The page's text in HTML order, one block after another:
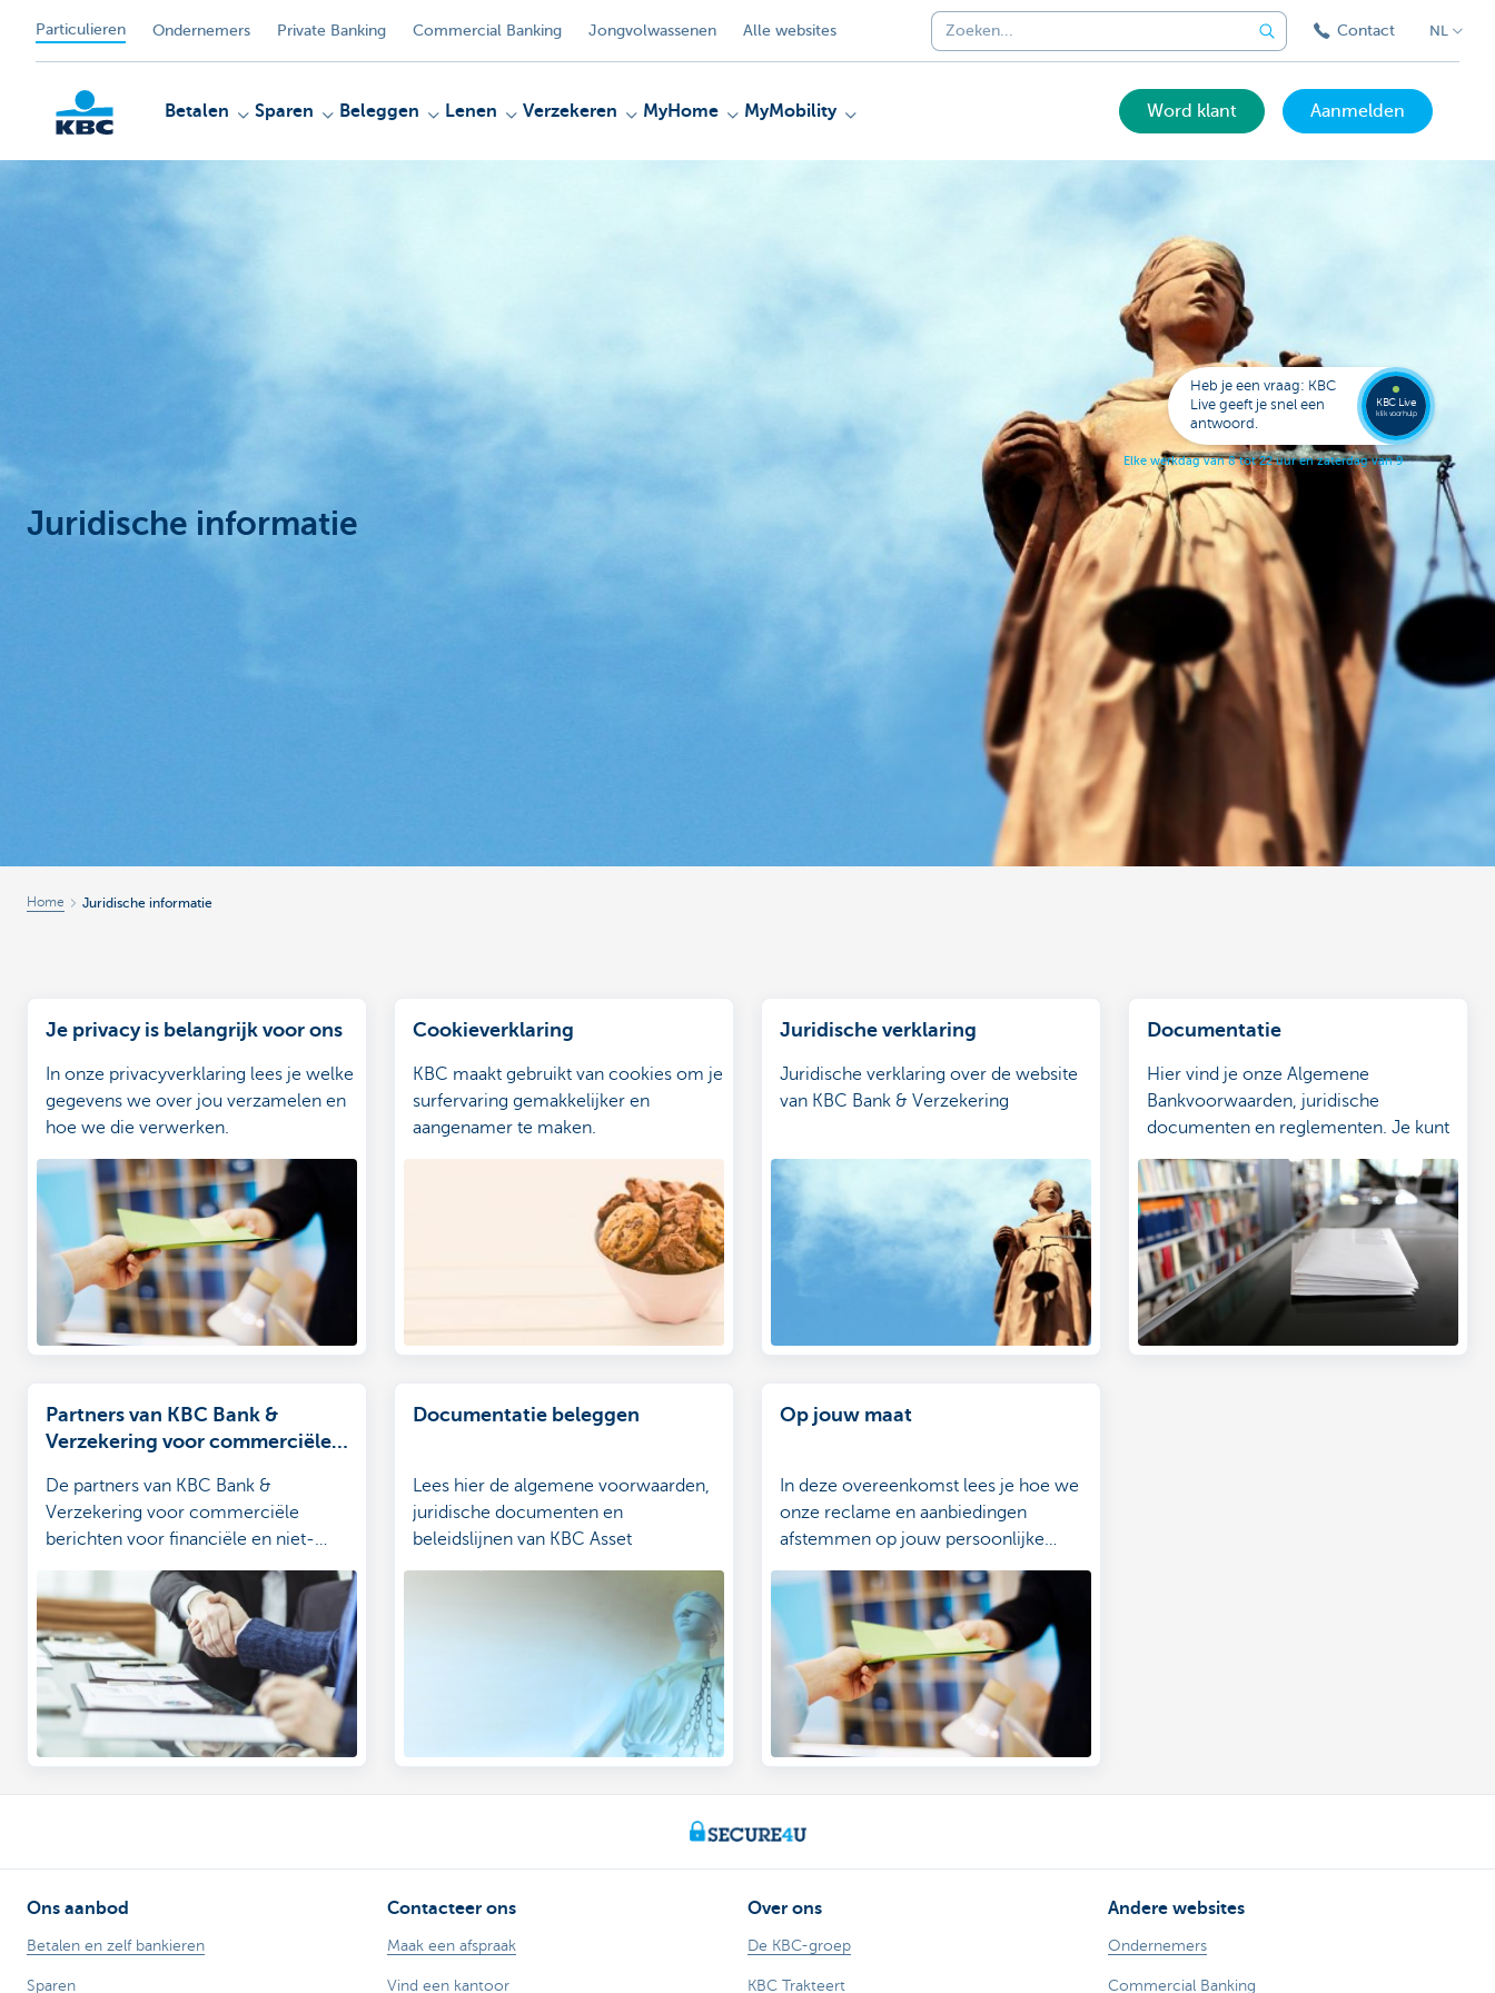
Particulieren Ondernemers Private Banking Commercial Banking Jongvolwassenen Alle websites Contact NL
Betalen Sparen Beleggen Lenen Verzekeren MyHome MyMobility Word klant Aanmelden
Juridische informatie
Home Juridische informatie
Je privacy is belangrijk voor ons
In onze privacyverklaring lees je welke
gegevens we over jou verzamelen en
hoe we die verwerken.
Cookieverklaring
KBC maakt gebruikt van cookies om je
surfervaring gemakkelijker en
aangenamer te maken.
Juridische verklaring
Juridische verklaring over de website
van KBC Bank & Verzekering
Documentatie
Hier vind je onze Algemene
Bankvoorwaarden, juridische
documenten en reglementen. Je kunt
ze online bekijken en downloaden.
Partners van KBC Bank &
Verzekering voor commerciële
De partners van KBC Bank &
Verzekering voor commerciële
berichten voor financiële en niet-
financiële producten en diensten.
Documentatie beleggen
Lees hier de algemene voorwaarden,
juridische documenten en
beleidslijnen van KBC Asset
Management.
Op jouw maat
In deze overeenkomst lees je hoe we
onze reclame en aanbiedingen
afstemmen op jouw persoonlijke
situatie.
Ons aanbod
Betalen en zelf bankieren
Sparen
Contacteer ons
Maak een afspraak
Vind een kantoor
Over ons
De KBC-groep
KBC Trakteert
Andere websites
Ondernemers
Commercial Banking
Heb je een vraag: KBC
Live geeft je snel een
antwoord.
Elke werkdag van 8 tot 22 uur en zaterdag van 9 tot 17
uur
KBC Live
klik voor hulp